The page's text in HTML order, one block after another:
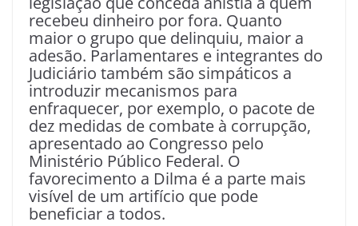
recebeu dinheiro por fora. Quanto
maior o grupo que delinquiu, maior a
adesão. Parlamentares e integrantes do
Judiciário também são simpáticos a
introduzir mecanismos para
enfraquecer, por exemplo, o pacote de
dez medidas de combate à corrupção,
apresentado ao Congresso pelo
Ministério Público Federal. O
favorecimento a Dilma é a parte mais
visível de um artifício que pode
beneficiar a todos.